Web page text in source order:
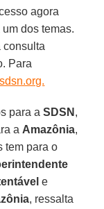
agora
dos temas.
consulta
Para
para a SDSN ,
a Amazônia,
tem para o
e
, ressalta